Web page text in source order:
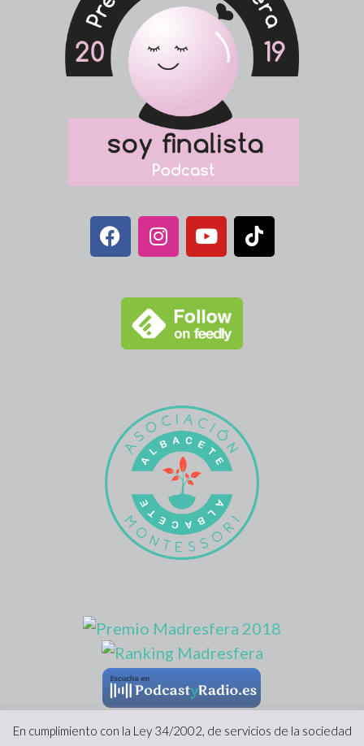
En cumplimiento con la Ley 34/2002, de servicios de la sociedad